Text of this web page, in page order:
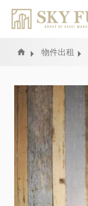
Home 物件出租